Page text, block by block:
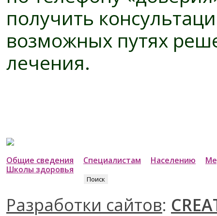
получить
возможных путях
лечения.
Общие сведения Специалистам Населению
Школы здоровья
Разработки сайтов: